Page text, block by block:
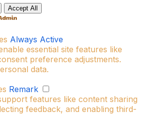
Accept All
Always Active
essential site features like
preference adjustments.
data.
Remark
features like content sharing
feedback, and enabling third-